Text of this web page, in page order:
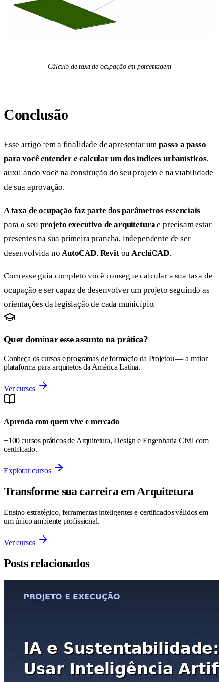
Cálculo de taxa de ocupação em porcentagem
Conclusão
Esse artigo tem a finalidade de apresentar um passo a passo
para você entender e calcular um dos índices urbanísticos,
auxiliando você na construção do seu projeto e na viabilidade
de sua aprovação.
A taxa de ocupação faz parte dos parâmetros essenciais
para o seu projeto executivo de arquitetura e precisam estar
presentes na sua primeira prancha, independente de ser
desenvolvida no AutoCAD, Revitou ArchiCAD.
Com esse guia completo você consegue calcular a sua taxa de
ocupação e ser capaz de desenvolver um projeto seguindo as
orientações da legislação de cada município.
Quer dominar esse assunto na prática?
Conheça os cursos e programas de formação da Projetou — a maior
plataforma para arquitetos da América Latina.
Ver cursos
Aprenda com quem vive o mercado
+100 cursos práticos de Arquitetura, Design e Engenharia Civil com
certificado.
Explorar cursos
Transforme sua carreira em Arquitetura
Ensino estratégico, ferramentas inteligentes e certificados válidos em
um único ambiente profissional.
Ver cursos
Posts relacionados